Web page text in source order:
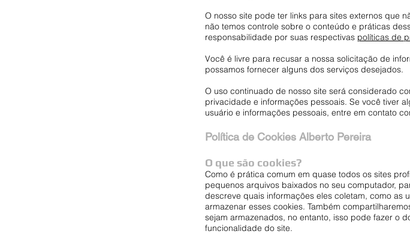
O nosso site pode ter links para sites externos que
não temos controle sobre o conteúdo e práticas
responsabilidade por suas respectivas políticas de
Você é livre para recusar a nossa solicitação de
possamos fornecer alguns dos serviços desejados.
O uso continuado de nosso site será considerado
privacidade e informações pessoais. Se você tiver
usuário e informações pessoais, entre em contato
Política de Cookies Alberto Pereira
O que são cookies?
Como é prática comum em quase todos os sites
pequenos arquivos baixados no seu computador,
descreve quais informações eles coletam, como as
armazenar esses cookies. Também
sejam armazenados, no entanto, isso pode fazer o
funcionalidade do site.